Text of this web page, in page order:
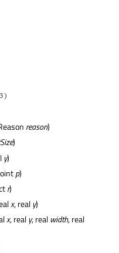
reason)
)
y)
p)
r)
x, real y)
x, real y, real width, real